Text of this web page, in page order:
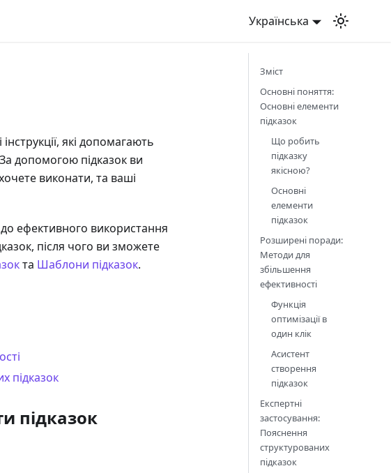
Українська
які допомагають
допомогою підказок ви
виконати, та ваші
ефективного використання
після чого ви зможете
та Шаблони підказок.
підказок
підказок
Зміст
Основні поняття:
Основні елементи
підказок
Що робить
підказку
якісною?
Основні
елементи
підказок
Розширені поради:
Методи для
збільшення
ефективності
Функція
оптимізації в
один клік
Асистент
створення
підказок
Експертні
застосування:
Пояснення
структурованих
підказок